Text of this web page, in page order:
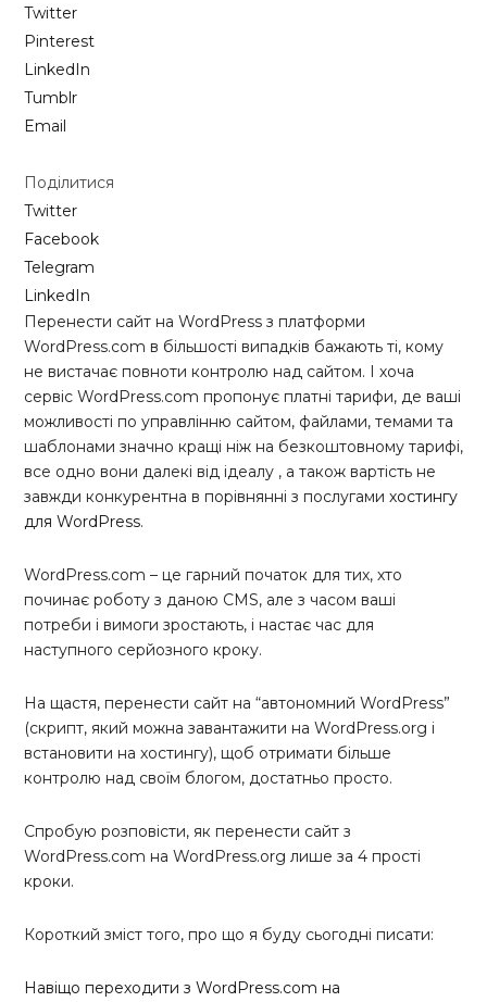
Twitter
Pinterest
LinkedIn
Tumblr
Email
Поділитися
Twitter
Facebook
Telegram
LinkedIn
Перенести сайт на WordPress з платформи
WordPress.com в більшості випадків бажають ті, кому
не вистачає повноти контролю над сайтом. І хоча
сервіс WordPress.com пропонує платні тарифи, де ваші
можливості по управлінню сайтом, файлами, темами та
шаблонами значно кращі ніж на безкоштовному тарифі,
все одно вони далекі від ідеалу , а також вартість не
завжди конкурентна в порівнянні з послугами хостингу
для WordPress.
WordPress.com – це гарний початок для тих, хто
починає роботу з даною CMS, але з часом ваші
потреби і вимоги зростають, і настає час для
наступного серйозного кроку.
На щастя, перенести сайт на “автономний WordPress”
(скрипт, який можна завантажити на WordPress.org і
встановити на хостингу), щоб отримати більше
контролю над своїм блогом, достатньо просто.
Спробую розповісти, як перенести сайт з
WordPress.com на WordPress.org лише за 4 прості
кроки.
Короткий зміст того, про що я буду сьогодні писати:
Навіщо переходити з WordPress.com на